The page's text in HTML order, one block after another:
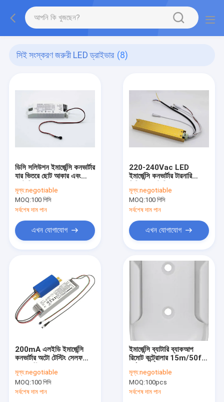
সিই সংস্করণ জরুরী LED ড্রাইভার (8)
ডিসি সলিউশন ইমার্জেন্সি কনভার্টার
যার ভিতরে ছোট আকার এবং
মূল্য:negotiable
MOQ:100 পিসি
সর্বশেষ দাম পান
এখন যোগাযোগ
220-240Vac LED
ইমার্জেন্সি কনভার্টার টারনারি
করা হয়
মূল্য:negotiable
MOQ:100 পিসি
সর্বশেষ দাম পান
এখন যোগাযোগ
200mA এলইডি ইমার্জেন্সি
কনভার্টার অটো টেস্টিং সেলফ
মূল্য:negotiable
MOQ:100 পিসি
সর্বশেষ দাম পান
ইমার্জেন্সি ব্যাটারি ব্যাকআপ
রিমোট কন্ট্রোলার 15m/50ft
মূল্য:negotiable
MOQ:100pcs
সর্বশেষ দাম পান